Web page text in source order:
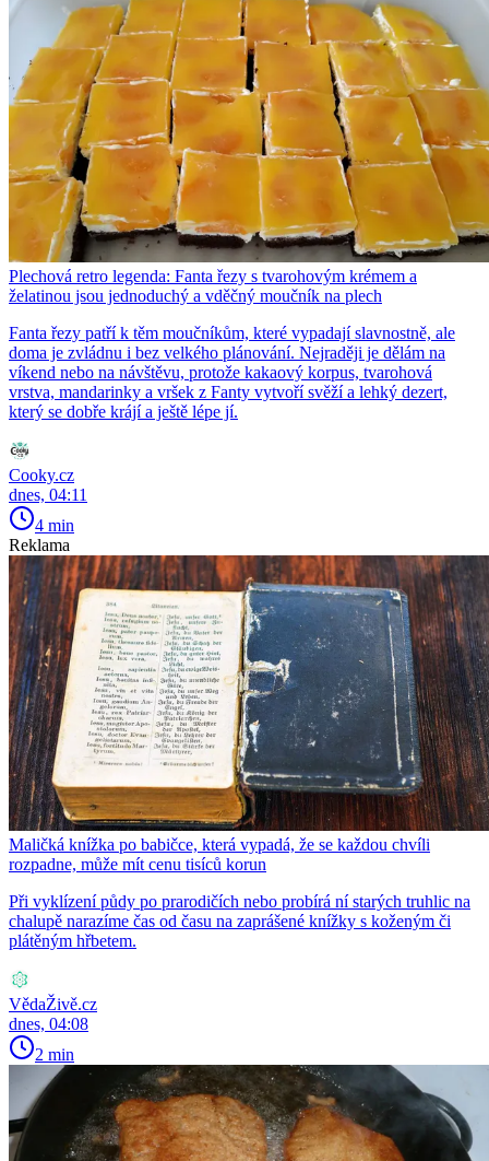
Plechová retro legenda: Fanta řezy s tvarohovým krémem a
želatinou jsou jednoduchý a vděčný moučník na plech
Fanta řezy patří k těm moučníkům, které vypadají slavnostně, ale
doma je zvládnu i bez velkého plánování. Nejraději je dělám na
víkend nebo na návštěvu, protože kakaový korpus, tvarohová
vrstva, mandarinky a vršek z Fanty vytvoří svěží a lehký dezert,
který se dobře krájí a ještě lépe jí.
Cooky.cz
dnes, 04:11
4 min
Reklama
Maličká knížka po babičce, která vypadá, že se každou chvíli
rozpadne, může mít cenu tisíců korun
Při vyklízení půdy po prarodičích nebo probírá ní starých truhlic na
chalupě narazíme čas od času na zaprášené knížky s koženým či
plátěným hřbetem.
VědaŽivě.cz
dnes, 04:08
2 min